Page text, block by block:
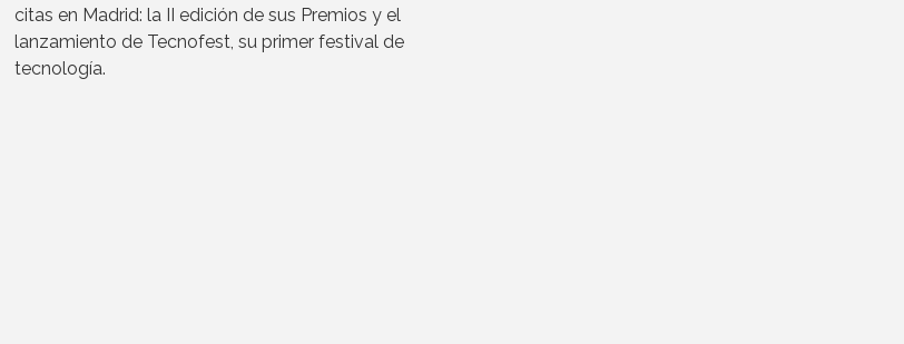
citas en Madrid: la II edición de sus Premios y el
lanzamiento de Tecnofest, su primer festival de
tecnología.